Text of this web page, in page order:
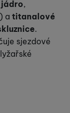
jádro,
a titanalové
.
sjezdové